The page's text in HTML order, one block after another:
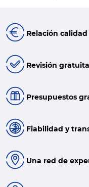
Relación
Revisión
Presupuestos
Fiabilidad y
Una red de